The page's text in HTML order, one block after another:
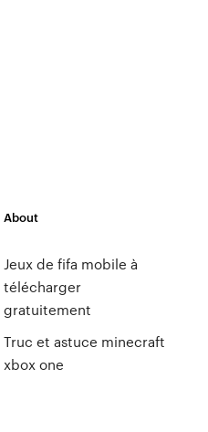
About
Jeux de fifa mobile à
télécharger
gratuitement
Truc et astuce minecraft
xbox one